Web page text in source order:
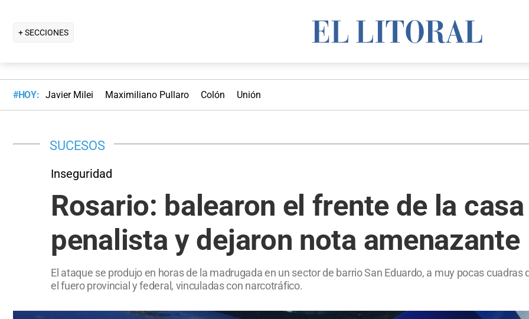
+ SECCIONES
#HOY: Javier Milei Maximiliano Pullaro Colón Unión
SUCESOS
Inseguridad
Rosario: balearon el frente de la
penalista y dejaron nota amenazante
El ataque se produjo en horas de la madrugada en un sector de barrio San Eduardo, a muy pocas
el fuero provincial y federal, vinculadas con narcotráfico.